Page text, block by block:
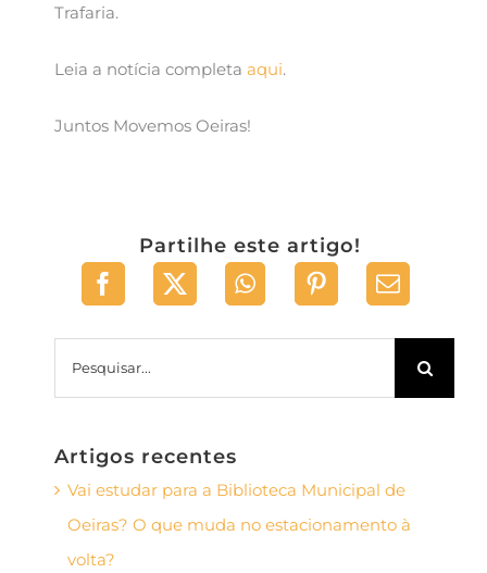
Trafaria.
Leia a notícia completa aqui.
Juntos Movemos Oeiras!
Partilhe este artigo!
Artigos recentes
Vai estudar para a Biblioteca Municipal de
Oeiras? O que muda no estacionamento à
volta?